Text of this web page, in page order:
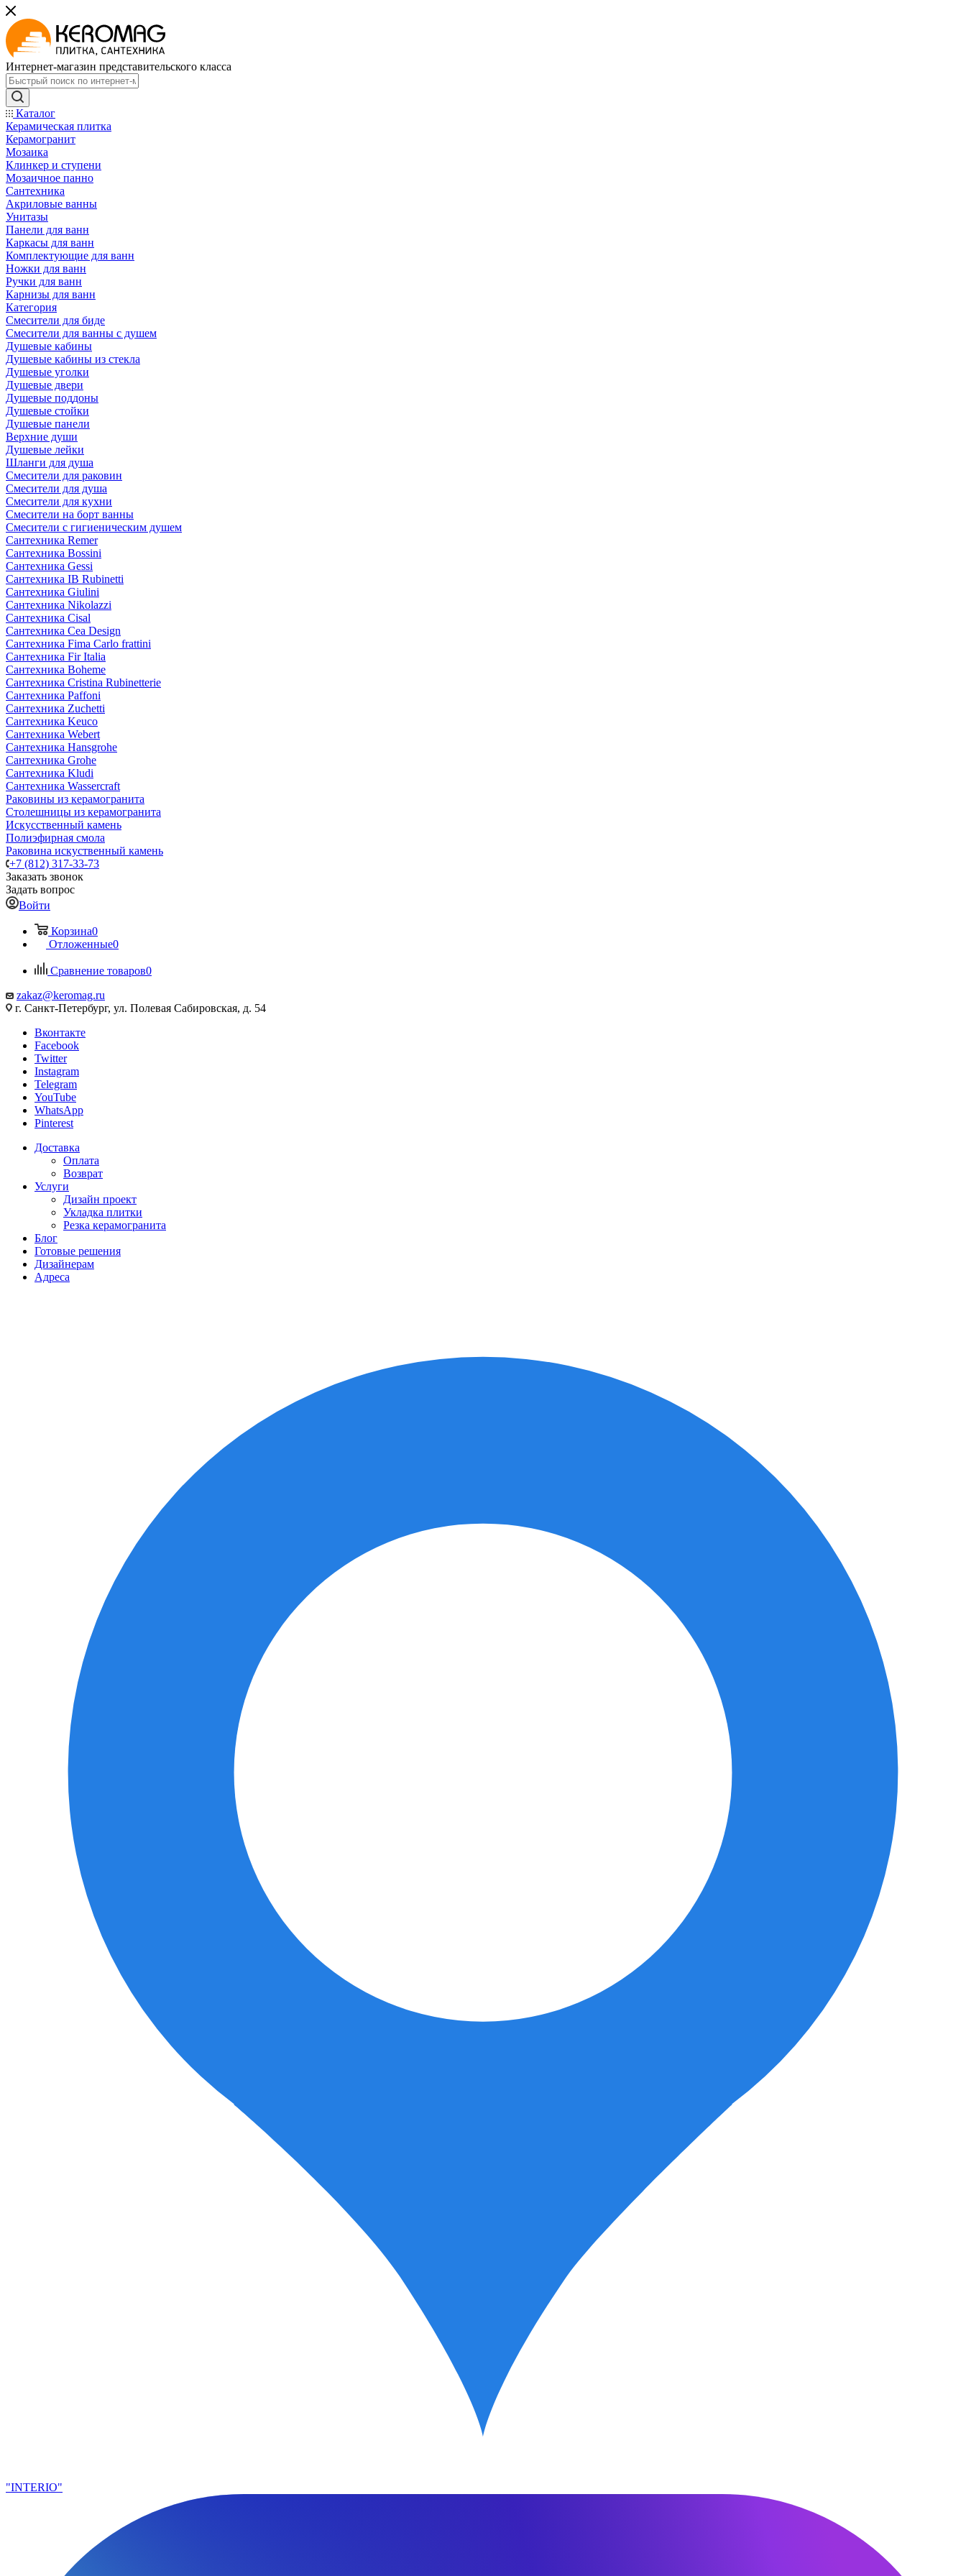
Интернет-магазин представительского класса
Каталог
Керамическая плитка
Керамогранит
Мозаика
Клинкер и ступени
Мозаичное панно
Сантехника
Акриловые ванны
Унитазы
Панели для ванн
Каркасы для ванн
Комплектующие для ванн
Ножки для ванн
Ручки для ванн
Карнизы для ванн
Категория
Смесители для биде
Смесители для ванны с душем
Душевые кабины
Душевые кабины из стекла
Душевые уголки
Душевые двери
Душевые поддоны
Душевые стойки
Душевые панели
Верхние души
Душевые лейки
Шланги для душа
Смесители для раковин
Смесители для душа
Смесители для кухни
Смесители на борт ванны
Смесители с гигиеническим душем
Сантехника Remer
Сантехника Bossini
Сантехника Gessi
Сантехника IB Rubinetti
Сантехника Giulini
Сантехника Nikolazzi
Сантехника Cisal
Сантехника Cea Design
Сантехника Fima Carlo frattini
Сантехника Fir Italia
Сантехника Boheme
Сантехника Cristina Rubinetterie
Сантехника Paffoni
Сантехника Zuchetti
Сантехника Keuco
Сантехника Webert
Сантехника Hansgrohe
Сантехника Grohe
Сантехника Kludi
Сантехника Wassercraft
Раковины из керамогранита
Столешницы из керамогранита
Искусственный камень
Полиэфирная смола
Раковина искуственный камень
+7 (812) 317-33-73
Заказать звонок
Задать вопрос
Войти
Корзина0
Отложенные0
Сравнение товаров0
zakaz@keromag.ru
г. Санкт-Петербург, ул. Полевая Сабировская, д. 54
Вконтакте
Facebook
Twitter
Instagram
Telegram
YouTube
WhatsApp
Pinterest
Доставка
Оплата
Возврат
Услуги
Дизайн проект
Укладка плитки
Резка керамогранита
Блог
Готовые решения
Дизайнерам
Адреса
"INTERIO"